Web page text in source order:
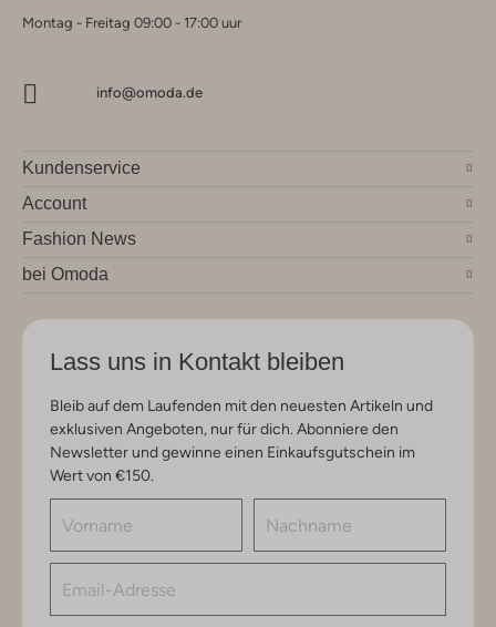
Montag - Freitag 09:00 - 17:00 uur
info@omoda.de
Kundenservice
Account
Fashion News
bei Omoda
Lass uns in Kontakt bleiben
Bleib auf dem Laufenden mit den neuesten Artikeln und
exklusiven Angeboten, nur für dich. Abonniere den
Newsletter und gewinne einen Einkaufsgutschein im
Wert von €150.